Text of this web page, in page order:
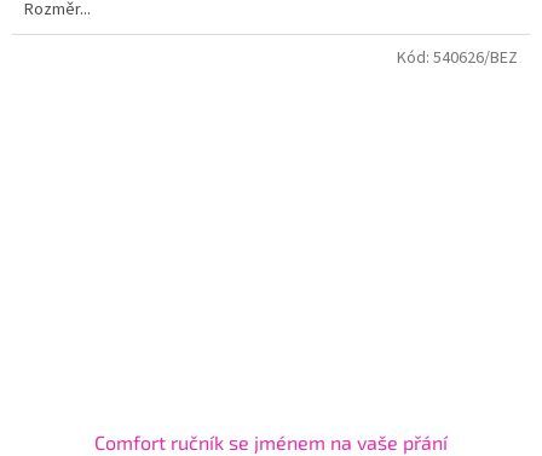
Rozměr...
Comfort ručník se jménem na vaše přání
Kód: 540626/BEZ